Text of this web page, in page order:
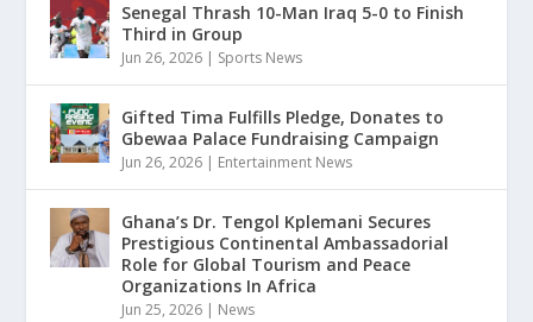
Senegal Thrash 10-Man Iraq 5-0 to Finish
Third in Group
Jun 26, 2026 Sports News
Gifted Tima Fulfills Pledge, Donates to
Gbewaa Palace Fundraising Campaign
Jun 26, 2026 Entertainment News
Ghana’s Dr. Tengol Kplemani Secures
Prestigious Continental Ambassadorial
Role for Global Tourism and Peace
Organizations In Africa
Jun 25, 2026 News